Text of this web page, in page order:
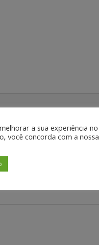
a sua experiência no
você concorda com a nossa